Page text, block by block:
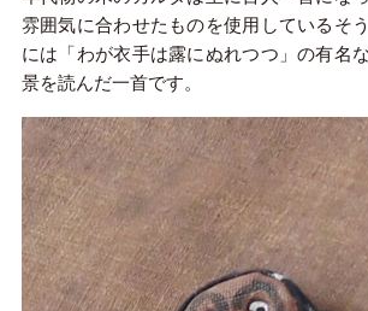
雰囲気に合わせたものを使用しているそ
には「わが衣手は露にぬれつつ」の有名
景を読んだ一首です。